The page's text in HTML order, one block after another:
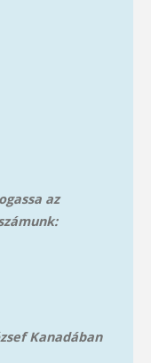
az
Kanadában